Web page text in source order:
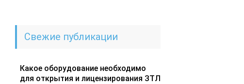
Свежие публикации
Какое оборудование необходимо
для открытия и лицензирования ЗТЛ